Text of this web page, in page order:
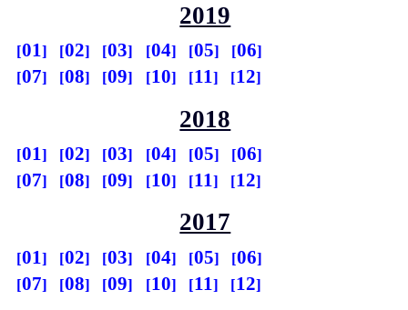
2019
01 02 03 04 05
06
07
08 09 10 11 12
2018
01 02 03 04 05
06
07
08 09 10 11 12
2017
01 02 03 04 05
06
07
08 09 10 11 12